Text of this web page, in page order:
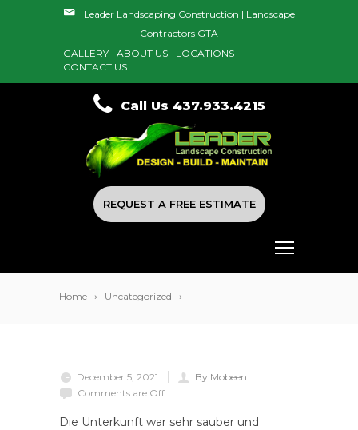
Leader Landscaping Construction | Landscape
Contractors GTA
GALLERY
ABOUT US
LOCATIONS
CONTACT US
Call Us 437.933.4215
REQUEST A FREE ESTIMATE
Home Uncategorized
December 5, 2021
By Mobeen
Comments are Off
Die Unterkunft war sehr sauber und